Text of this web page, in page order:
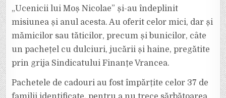
„Ucenicii lui Moș Nicolae” și-au îndeplinit
misiunea și anul acesta. Au oferit celor mici, dar și
mămicilor sau tăticilor, precum și bunicilor, câte
un pachețel cu dulciuri, jucării și haine, pregătite
prin grija Sindicatului Finanțe Vrancea.
Pachetele de cadouri au fost împărțite celor 37 de